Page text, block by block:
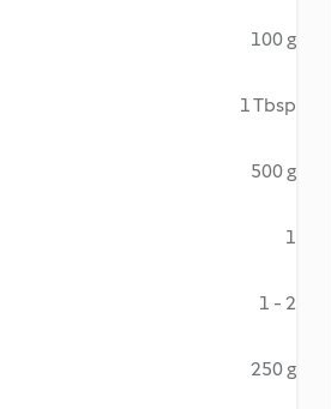
100 g
1 Tbsp
500 g
1
1 - 2
250 g